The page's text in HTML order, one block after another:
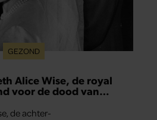
GEZOND
Alice Wise, de royal
voor de dood van
de achter-